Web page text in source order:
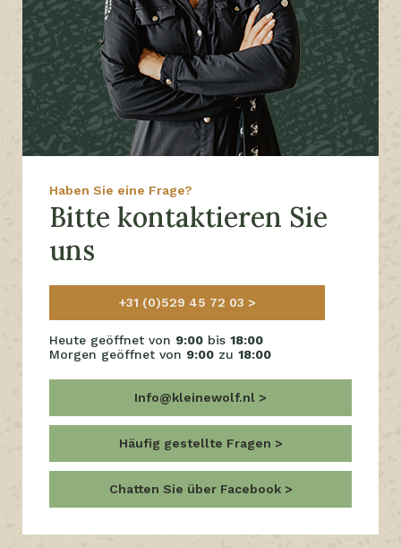
Haben Sie eine Frage?
Bitte kontaktieren Sie
uns
+31 (0)529 45 72 03
Heute geöffnet von 9:00 bis 18:00
Morgen geöffnet von 9:00 zu 18:00
Info@kleinewolf.nl
Häufig gestellte Fragen
Chatten Sie über Facebook